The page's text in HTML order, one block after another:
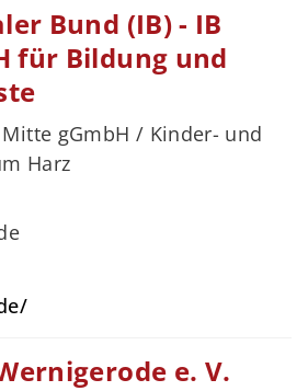
Bund (IB) - IB
für Bildung und
gGmbH / Kinder- und
Harz
e. V.